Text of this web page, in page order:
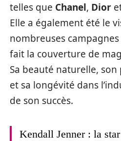
telles que Chanel, Dior
Elle a également été le
nombreuses
fait la couverture de
Sa beauté naturelle,
et sa longévité dans
de son succès.
Kendall Jenner : la